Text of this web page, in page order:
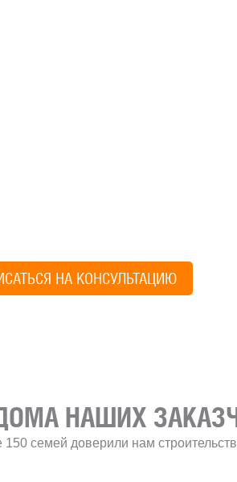
НА КОНСУЛЬТАЦИЮ
НАШИХ
150 семей доверили нам